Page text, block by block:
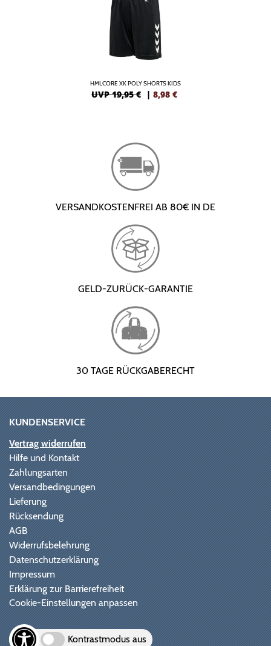
HMLCORE XK POLY SHORTS KIDS
UVP 19,95 € | 8,98 €
VERSANDKOSTENFREI AB 80€ IN DE
GELD-ZURÜCK-GARANTIE
30 TAGE RÜCKGABERECHT
KUNDENSERVICE
Vertrag widerrufen
Hilfe und Kontakt
Zahlungsarten
Versandbedingungen
Lieferung
Rücksendung
AGB
Widerrufsbelehrung
Datenschutzerklärung
Impressum
Erklärung zur Barrierefreiheit
Cookie-Einstellungen anpassen
Kontrastmodus aus